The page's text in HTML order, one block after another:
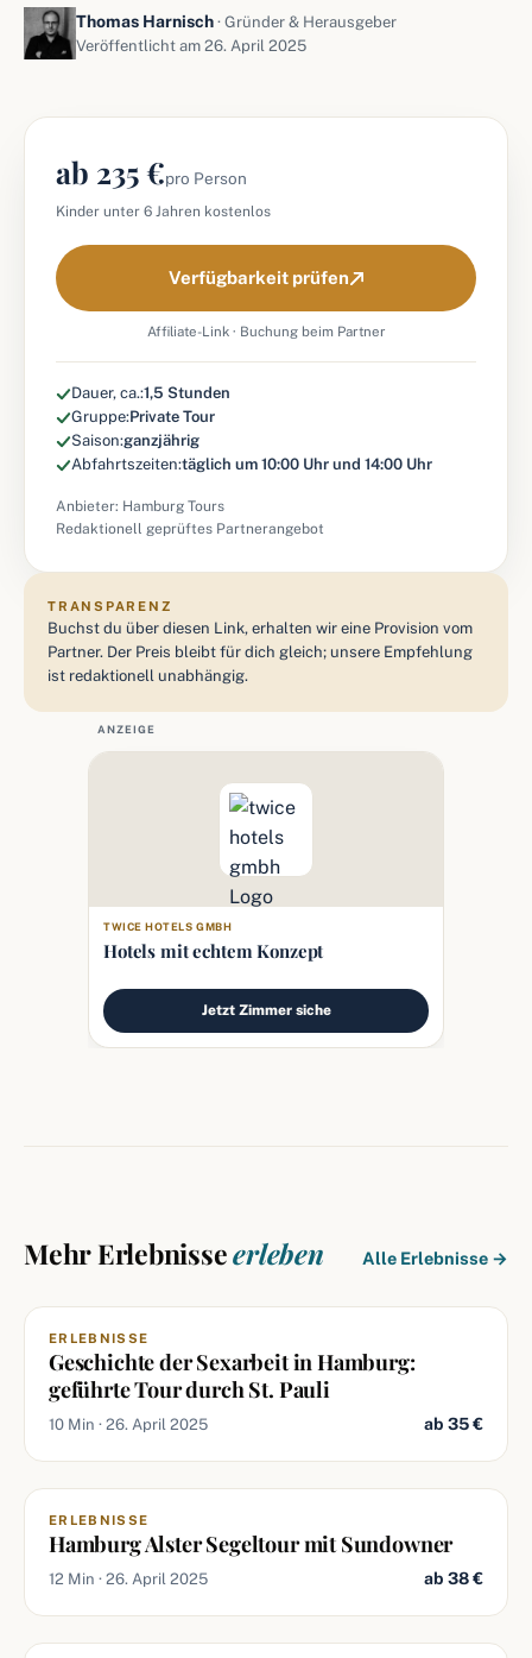
Thomas Harnisch · Gründer & Herausgeber
Veröffentlicht am 26. April 2025
ab 235 €pro Person
Kinder unter 6 Jahren kostenlos
Verfügbarkeit prüfen
Affiliate-Link · Buchung beim Partner
Dauer, ca.:1,5 Stunden
Gruppe:Private Tour
Saison:ganzjährig
Abfahrtszeiten:täglich um 10:00 Uhr und 14:00 Uhr
Anbieter: Hamburg Tours
Redaktionell geprüftes Partnerangebot
TRANSPARENZ
Buchst du über diesen Link, erhalten wir eine Provision vom
Partner. Der Preis bleibt für dich gleich; unsere Empfehlung
ist redaktionell unabhängig.
ANZEIGE
TWICE HOTELS GMBH
Hotels mit echtem Konzept
Jetzt Zimmer siche
Mehr Erlebnisseerleben Alle Erlebnisse →
ERLEBNISSE
Geschichte der Sexarbeit in Hamburg:
geführte Tour durch St. Pauli
10 Min · 26. April 2025 ab 35 €
ERLEBNISSE
Hamburg Alster Segeltour mit Sundowner
12 Min · 26. April 2025 ab 38 €